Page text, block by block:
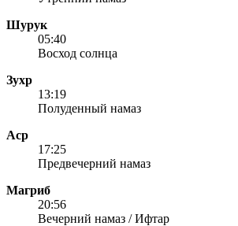
Шурук
05:40
Восход солнца
Зухр
13:19
Полуденный намаз
Аср
17:25
Предвечерний намаз
Магриб
20:56
Вечерний намаз / Ифтар